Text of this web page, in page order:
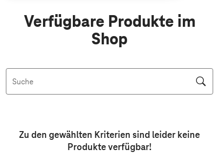
Verfügbare Produkte im
Shop
Suche
Zu den gewählten Kriterien sind leider keine
Produkteverfügbar!